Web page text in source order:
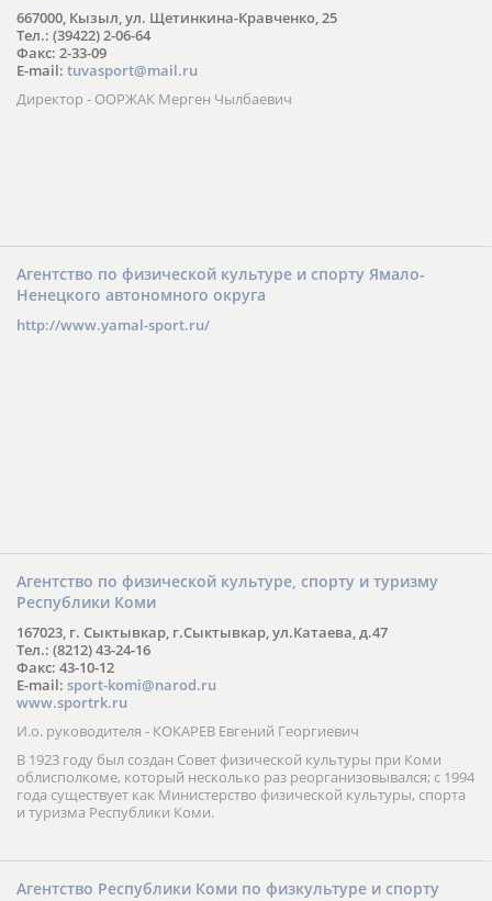
667000, Кызыл, ул. Щетинкина-Кравченко, 25
Тел.: (39422) 2-06-64
Факс: 2-33-09
E-mail: tuvasport@mail.ru
Директор - ООРЖАК Мерген Чылбаевич
Агентство по физической культуре и спорту Ямало-
Ненецкого автономного округа
http://www.yamal-sport.ru/
Агентство по физической культуре, спорту и туризму
Республики Коми
167023, г. Сыктывкар, г.Сыктывкар, ул.Катаева, д.47
Тел.: (8212) 43-24-16
Факс: 43-10-12
E-mail: sport-komi@narod.ru
www.sportrk.ru
И.о. руководителя - КОКАРЕВ Евгений Георгиевич
В 1923 году был создан Совет физической культуры при Коми
облисполкоме, который несколько раз реорганизовывался; с 1994
года существует как Министерство физической культуры, спорта
и туризма Республики Коми.
Агентство Республики Коми по физкультуре и спорту